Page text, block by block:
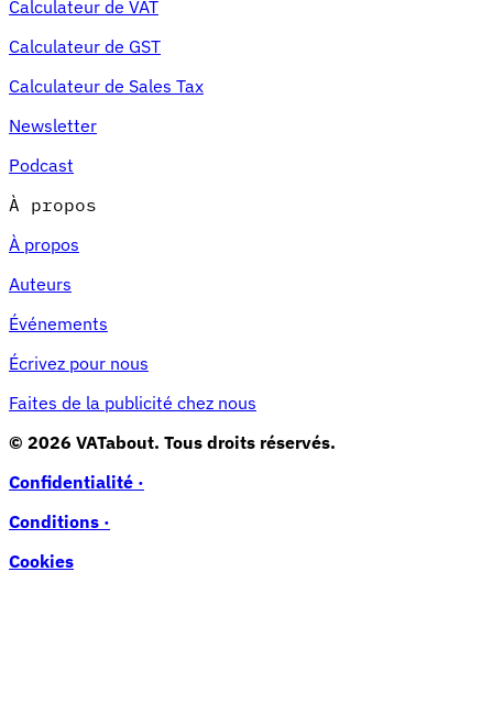
Calculateur de VAT
Calculateur de GST
Calculateur de Sales Tax
Newsletter
Podcast
À propos
À propos
Auteurs
Événements
Écrivez pour nous
Faites de la publicité chez nous
© 2026 VATabout. Tous droits réservés.
Confidentialité ·
Conditions ·
Cookies